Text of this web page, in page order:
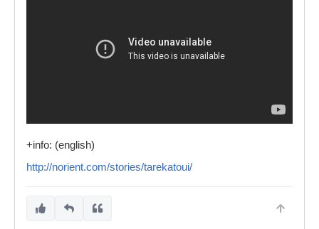
+info: (english)
http://norient.com/stories/tarekatoui/